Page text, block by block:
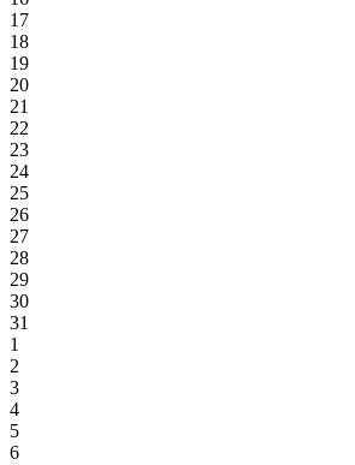
17
18
19
20
21
22
23
24
25
26
27
28
29
30
31
1
2
3
4
5
6